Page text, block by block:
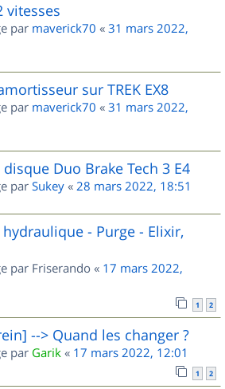
vitesses
par maverick70 « 31 mars 2022,
sur TREK EX8
par maverick70 « 31 mars 2022,
Duo Brake Tech 3 E4
par Sukey « 28 mars 2022, 18:51
hydraulique - Purge - Elixir,
par Friserando « 17 mars 2022,
1 2
--> Quand les changer ?
par Garik « 17 mars 2022, 12:01
1 2